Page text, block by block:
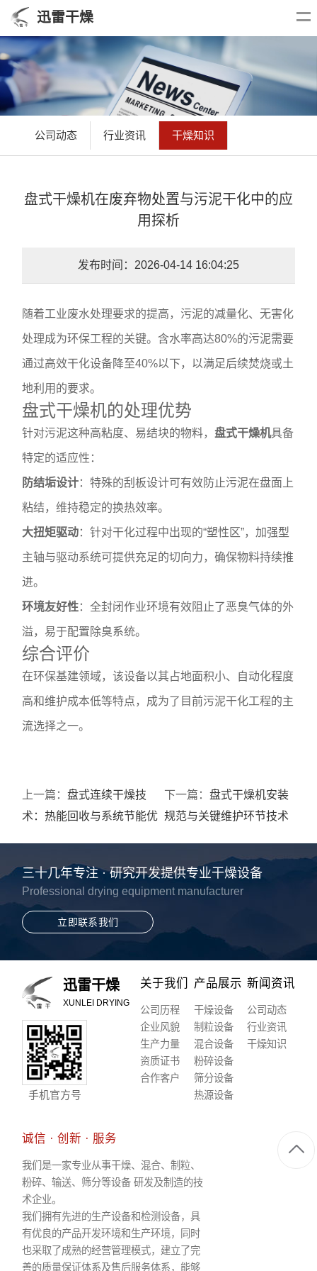
迅雷干燥
公司动态 行业资讯 干燥知识
盘式干燥机在废弃物处置与污泥干化中的应
用探析
发布时间：2026-04-14 16:04:25
随着工业废水处理要求的提高，污泥的减量化、无害化
处理成为环保工程的关键。含水率高达80%的污泥需要
通过高效干化设备降至40%以下，以满足后续焚烧或土
地利用的要求。
盘式干燥机的处理优势
针对污泥这种高粘度、易结块的物料，盘式干燥机具备
特定的适应性：
防结垢设计：特殊的刮板设计可有效防止污泥在盘面上
粘结，维持稳定的换热效率。
大扭矩驱动：针对干化过程中出现的“塑性区”，加强型
主轴与驱动系统可提供充足的切向力，确保物料持续推
进。
环境友好性：全封闭作业环境有效阻止了恶臭气体的外
溢，易于配置除臭系统。
综合评价
在环保基建领域，该设备以其占地面积小、自动化程度
高和维护成本低等特点，成为了目前污泥干化工程的主
流选择之一。
上一篇：盘式连续干燥技
术：热能回收与系统节能优
下一篇： 盘式干燥机安装
规范与关键维护环节技术
三十几年专注 · 研究开发提供专业干燥设备
Professional drying equipment manufacturer
立即联系我们
迅雷干燥
XUNLEI DRYING
手机官方号
关于我们
公司历程
企业风貌
生产力量
资质证书
合作客户
产品展示
干燥设备
制粒设备
混合设备
粉碎设备
筛分设备
热源设备
新闻资讯
公司动态
行业资讯
干燥知识
诚信 · 创新 · 服务
我们是一家专业从事干燥、混合、制粒、
粉碎、输送、筛分等设备 研发及制造的技
术企业。
我们拥有先进的生产设备和检测设备，具
有优良的产品开发环境和生产环境，同时
也采取了成熟的经营管理模式，建立了完
善的质量保证体系及售后服务体系，能够